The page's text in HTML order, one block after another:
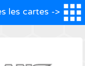
les cartes ->